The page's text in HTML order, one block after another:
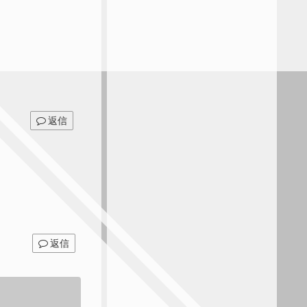
返信
返信